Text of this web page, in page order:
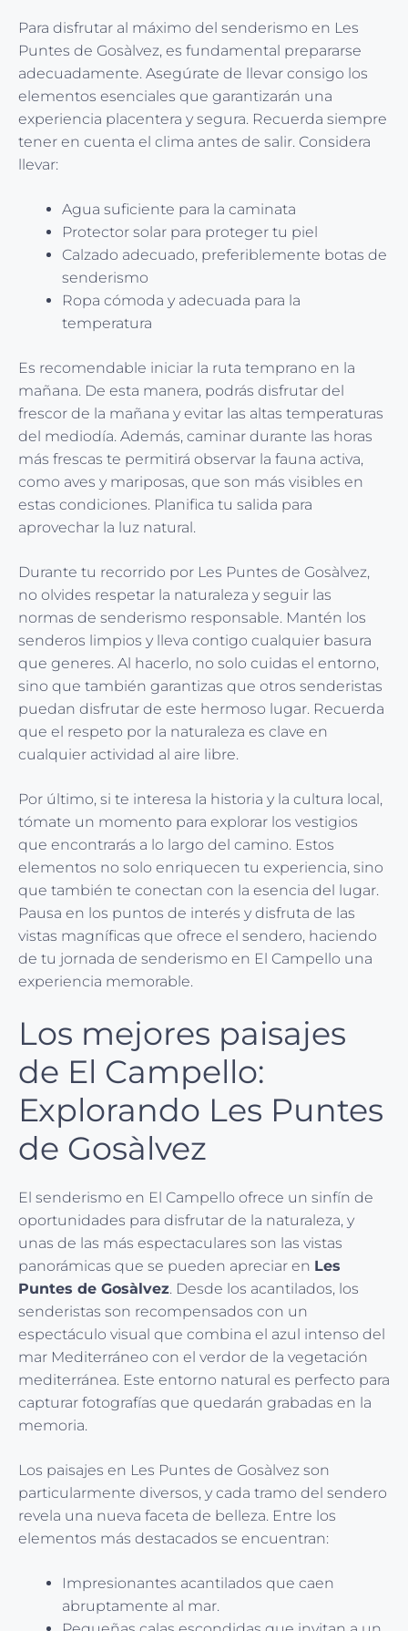
Para disfrutar al máximo del senderismo en Les
Puntes de Gosàlvez, es fundamental prepararse
adecuadamente. Asegúrate de llevar consigo los
elementos esenciales que garantizarán una
experiencia placentera y segura. Recuerda siempre
tener en cuenta el clima antes de salir. Considera
llevar:
Agua suficiente para la caminata
Protector solar para proteger tu piel
Calzado adecuado, preferiblemente botas de
senderismo
Ropa cómoda y adecuada para la
temperatura
Es recomendable iniciar la ruta temprano en la
mañana. De esta manera, podrás disfrutar del
frescor de la mañana y evitar las altas temperaturas
del mediodía. Además, caminar durante las horas
más frescas te permitirá observar la fauna activa,
como aves y mariposas, que son más visibles en
estas condiciones. Planifica tu salida para
aprovechar la luz natural.
Durante tu recorrido por Les Puntes de Gosàlvez,
no olvides respetar la naturaleza y seguir las
normas de senderismo responsable. Mantén los
senderos limpios y lleva contigo cualquier basura
que generes. Al hacerlo, no solo cuidas el entorno,
sino que también garantizas que otros senderistas
puedan disfrutar de este hermoso lugar. Recuerda
que el respeto por la naturaleza es clave en
cualquier actividad al aire libre.
Por último, si te interesa la historia y la cultura local,
tómate un momento para explorar los vestigios
que encontrarás a lo largo del camino. Estos
elementos no solo enriquecen tu experiencia, sino
que también te conectan con la esencia del lugar.
Pausa en los puntos de interés y disfruta de las
vistas magníficas que ofrece el sendero, haciendo
de tu jornada de senderismo en El Campello una
experiencia memorable.
Los mejores paisajes
de El Campello:
Explorando Les Puntes
de Gosàlvez
El senderismo en El Campello ofrece un sinfín de
oportunidades para disfrutar de la naturaleza, y
unas de las más espectaculares son las vistas
panorámicas que se pueden apreciar en Les
Puntes de Gosàlvez. Desde los acantilados, los
senderistas son recompensados con un
espectáculo visual que combina el azul intenso del
mar Mediterráneo con el verdor de la vegetación
mediterránea. Este entorno natural es perfecto para
capturar fotografías que quedarán grabadas en la
memoria.
Los paisajes en Les Puntes de Gosàlvez son
particularmente diversos, y cada tramo del sendero
revela una nueva faceta de belleza. Entre los
elementos más destacados se encuentran:
Impresionantes acantilados que caen
abruptamente al mar.